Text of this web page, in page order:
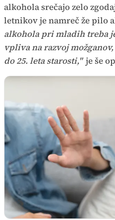
alkohola srečajo zelo
letnikov je namreč že pilo
alkohola pri mladih treba
vpliva na razvoj
do 25. leta starosti," je še